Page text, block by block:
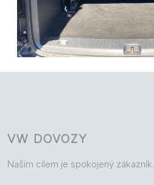
VW DOVOZY
Našim cílem je spokojený zákazník.